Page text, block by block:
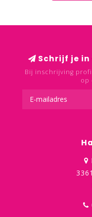
Schrijf je in
Bij inschrijving
op